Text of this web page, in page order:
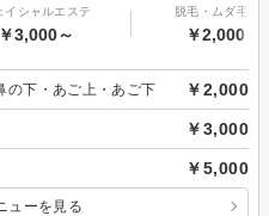
イシャルエステ
￥3,000～
脱毛・ムダ毛処
￥2,000～
の下・あご上・あご下 ￥2,000
￥3,000
￥5,000
ューを見る